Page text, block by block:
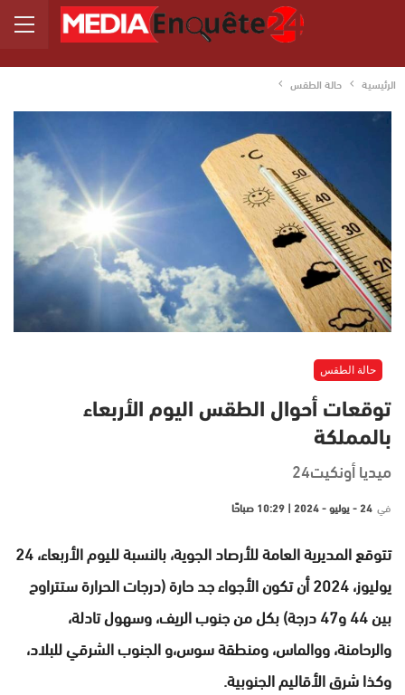
الرئيسية حالة الطقس
حالة الطقس
توقعات أحوال الطقس اليوم الأربعاء
بالمملكة
ميديا أونكيت24
في 24 - يوليو - 2024 | 10:29 صباحًا
تتوقع المديرية العامة للأرصاد الجوية، بالنسبة لليوم الأربعاء، 24
يوليوز، 2024 أن تكون الأجواء جد حارة (درجات الحرارة ستتراوح
بين 44 و47 درجة) بكل من جنوب الريف، وسهول تادلة،
والرحامنة، ووالماس، ومنطقة سوس،و الجنوب الشرقي للبلاد،
وكذا شرق الأقاليم الجنوبية.